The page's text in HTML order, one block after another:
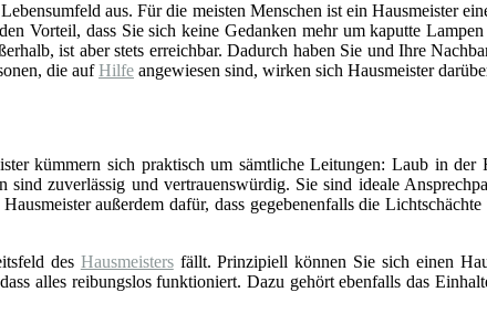
aus. Für die meisten Menschen ist ein Hausmeister
Vorteil, dass Sie sich keine Gedanken mehr um kaputte
ist aber stets erreichbar. Dadurch haben Sie und Ihre
die aufHilfe angewiesen sind, wirken sich Hausmeister
kümmern sich praktisch um sämtliche Leitungen: Laub in
sind zuverlässig und vertrauenswürdig. Sie sind ideale
Hausmeister außerdem dafür, dass gegebenenfalls die
des Hausmeistersfällt. Prinzipiell können Sie sich einen
alles reibungslos funktioniert. Dazu gehört ebenfalls das